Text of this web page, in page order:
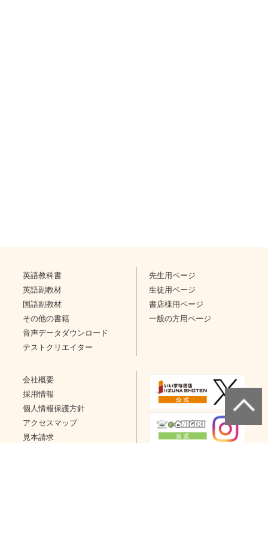
英語教科書
英語副教材
国語副教材
その他の書籍
音声データダウンロード
テストクリエイター
先生用ページ
生徒用ページ
書店様用ページ
一般の方用ページ
会社概要
採用情報
個人情報保護方針
アクセスマップ
見本請求